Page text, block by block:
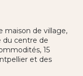
maison de village,
du centre de
15
et des